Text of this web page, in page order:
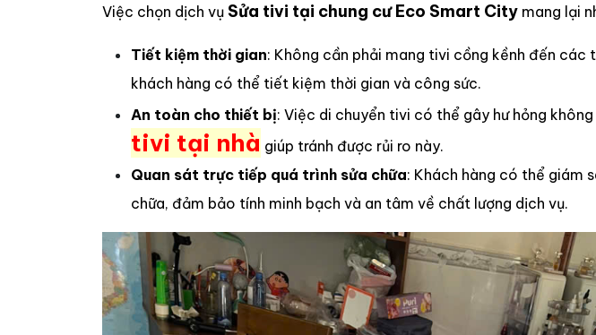
Việc chọn dịch vụ Sửa tivi tại chung cư Eco Smart City mang lại
Tiết kiệm thời gian: Không cần phải mang tivi cồng kềnh đến các
khách hàng có thể tiết kiệm thời gian và công sức.
An toàn cho thiết bị: Việc di chuyển tivi có thể gây hư hỏng
tivi tại nhà giúp tránh được rủi ro này.
Quan sát trực tiếp quá trình sửa chữa: Khách hàng có thể giám
chữa, đảm bảo tính minh bạch và an tâm về chất lượng dịch vụ.